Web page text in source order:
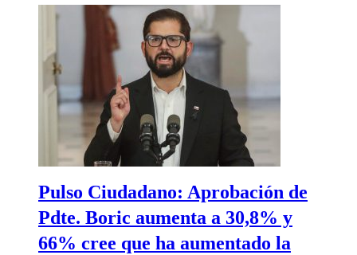
Pulso Ciudadano: Aprobación de
Pdte. Boric aumenta a 30,8% y
66% cree que ha aumentado la